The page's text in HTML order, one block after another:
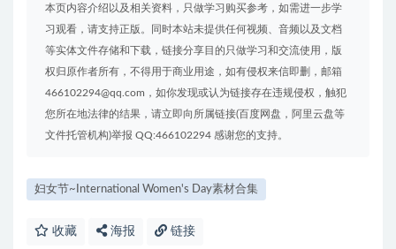
本页内容介绍以及相关资料，只做学习购买参考，如需进一步学
习观看，请支持正版。同时本站未提供任何视频、音频以及文档
等实体文件存储和下载，链接分享目的只做学习和交流使用，版
权归原作者所有，不得用于商业用途，如有侵权来信即删，邮箱
466102294@qq.com，如你发现或认为链接存在违规侵权，触犯
您所在地法律的结果，请立即向所属链接(百度网盘，阿里云盘等
文件托管机构)举报 QQ:466102294 感谢您的支持。
妇女节~International Women's Day素材合集
收藏 海报 链接